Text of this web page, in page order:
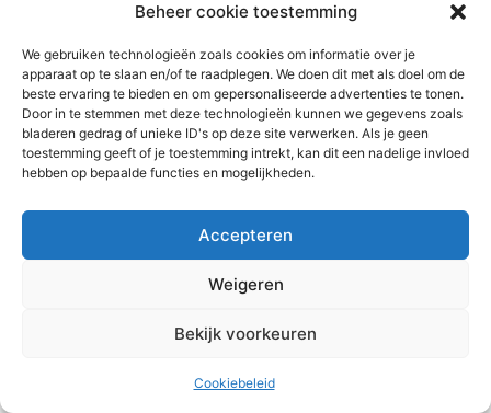
Beheer cookie toestemming
We gebruiken technologieën zoals cookies om informatie over je
apparaat op te slaan en/of te raadplegen. We doen dit met als doel om de
beste ervaring te bieden en om gepersonaliseerde advertenties te tonen.
Door in te stemmen met deze technologieën kunnen we gegevens zoals
bladeren gedrag of unieke ID's op deze site verwerken. Als je geen
toestemming geeft of je toestemming intrekt, kan dit een nadelige invloed
hebben op bepaalde functies en mogelijkheden.
Accepteren
Weigeren
Bekijk voorkeuren
Cookiebeleid
Judith
Hoi! Ik ben Judith, een reislustig type dat altijd op zoek is naar
lang leg ik mijn reisverhalen vast als contentcreator en fotograaf.
andere reizigers te inspireren en te helpen bij vragen over
alles gekleurd is!